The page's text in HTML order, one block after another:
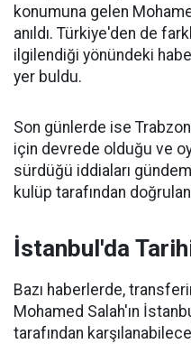
konumuna gelen
anıldı. Türkiye'den de
ilgilendiği yönündeki
yer buldu.
Son günlerde ise
için devrede olduğu ve
sürdüğü iddiaları
kulüp tarafından
İstanbul'da
Bazı haberlerde,
Mohamed Salah'ın
tarafından